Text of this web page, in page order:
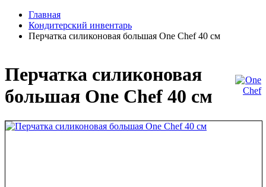
Главная
Кондитерский инвентарь
Перчатка силиконовая большая One Chef 40 cм
Перчатка силиконовая
большая One Chef 40 cм